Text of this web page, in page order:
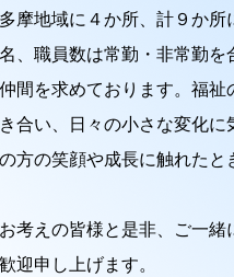
摩地域に４か所、計９か
職員数は常勤・非常勤を
を求めております。福祉
合い、日々の小さな変化
方の笑顔や成長に触れた
考えの皆様と是非、ご一
迎申し上げます。